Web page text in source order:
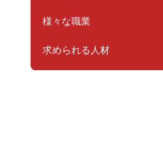
様々な職業
求められる人材